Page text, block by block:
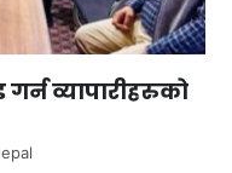
व्यापारीहरुको